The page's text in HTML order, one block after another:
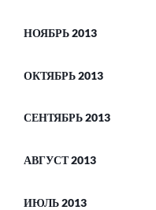
НОЯБРЬ 2013
ОКТЯБРЬ 2013
СЕНТЯБРЬ 2013
АВГУСТ 2013
ИЮЛЬ 2013